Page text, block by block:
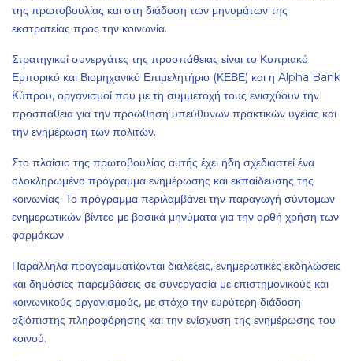
της πρωτοβουλίας και στη διάδοση των μηνυμάτων της
εκστρατείας προς την κοινωνία.
Στρατηγικοί συνεργάτες της προσπάθειας είναι το Κυπριακό
Εμπορικό και Βιομηχανικό Επιμελητήριο (ΚΕΒΕ) και η Alpha Bank
Κύπρου, οργανισμοί που με τη συμμετοχή τους ενισχύουν την
προσπάθεια για την προώθηση υπεύθυνων πρακτικών υγείας και
την ενημέρωση των πολιτών.
Στο πλαίσιο της πρωτοβουλίας αυτής έχει ήδη σχεδιαστεί ένα
ολοκληρωμένο πρόγραμμα ενημέρωσης και εκπαίδευσης της
κοινωνίας. Το πρόγραμμα περιλαμβάνει την παραγωγή σύντομων
ενημερωτικών βίντεο με βασικά μηνύματα για την ορθή χρήση των
φαρμάκων.
Παράλληλα προγραμματίζονται διαλέξεις, ενημερωτικές εκδηλώσεις
και δημόσιες παρεμβάσεις σε συνεργασία με επιστημονικούς και
κοινωνικούς οργανισμούς, με στόχο την ευρύτερη διάδοση
αξιόπιστης πληροφόρησης και την ενίσχυση της ενημέρωσης του
κοινού.